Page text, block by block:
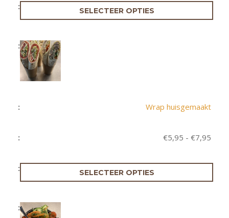
SELECTEER OPTIES
Wrap huisgemaakt
€5,95 - €7,95
SELECTEER OPTIES